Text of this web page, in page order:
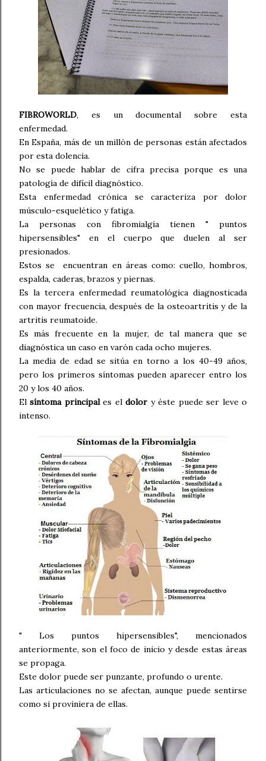
FIBROWORLD, es un documental sobre esta
enfermedad.
En España, más de un millón de personas están afectados
por esta dolencia.
No se puede hablar de cifra precisa porque es una
patología de difícil diagnóstico.
Esta enfermedad crónica se caracteriza por dolor
músculo-esquelético y fatiga.
La personas con fibromialgía tienen " puntos
hipersensibles" en el cuerpo que duelen al ser
presionados.
Estos se encuentran en áreas como: cuello, hombros,
espalda, caderas, brazos y piernas.
Es la tercera enfermedad reumatológica diagnosticada
con mayor frecuencia, después de la osteoartritis y de la
artritis reumatoide.
Es más frecuente en la mujer, de tal manera que se
diagnóstica un caso en varón cada ocho mujeres.
La media de edad se sitúa en torno a los 40-49 años,
pero los primeros síntomas pueden aparecer entro los
20 y los 40 años.
Elsíntoma principales eldolor y éste puede ser leve o
intenso.
" Los puntos hipersensibles", mencionados
anteriormente, son el foco de inicio y desde estas áreas
se propaga.
Este dolor puede ser punzante, profundo o urente.
Las articulaciones no se afectan, aunque puede sentirse
como si proviniera de ellas.